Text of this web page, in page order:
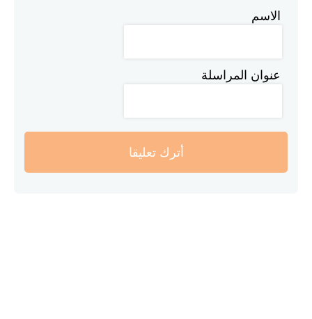
الاسم
عنوان المراسلة
أترك تعليقا